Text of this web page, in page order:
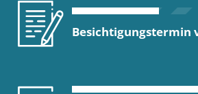
Besichtigungstermin